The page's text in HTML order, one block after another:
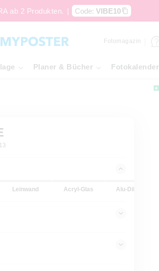
ab 2 Produkten. | Code: VIBE10
Fotomagazin
Planer & Bücher Fotokalender
Leinwand Acryl-Glas Alu-Dibond